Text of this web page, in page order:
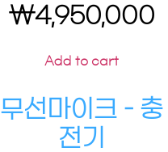
₩4,950,000
Add to cart
무선마이크 – 충
전기